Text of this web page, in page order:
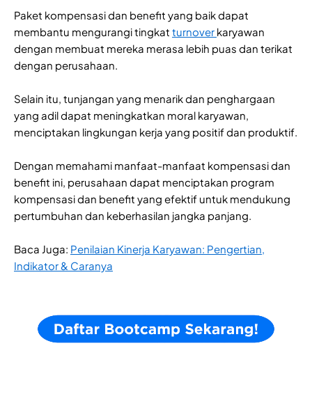
Paket kompensasi dan benefit yang baik dapat
membantu mengurangi tingkat turnover karyawan
dengan membuat mereka merasa lebih puas dan terikat
dengan perusahaan.
Selain itu, tunjangan yang menarik dan penghargaan
yang adil dapat meningkatkan moral karyawan,
menciptakan lingkungan kerja yang positif dan produktif.
Dengan memahami manfaat-manfaat kompensasi dan
benefit ini, perusahaan dapat menciptakan program
kompensasi dan benefit yang efektif untuk mendukung
pertumbuhan dan keberhasilan jangka panjang.
Baca Juga: Penilaian Kinerja Karyawan: Pengertian,
Indikator & Caranya